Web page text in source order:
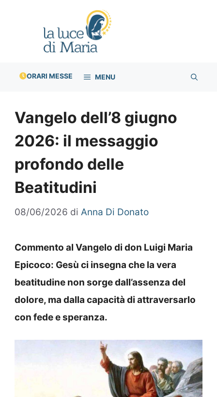
ORARI MESSE MENU
Vangelo dell’8 giugno
2026: il messaggio
profondo delle
Beatitudini
08/06/2026 di Anna Di Donato
Commento al Vangelo di don Luigi Maria
Epicoco: Gesù ci insegna che la vera
beatitudine non sorge dall’assenza del
dolore, ma dalla capacità di attraversarlo
con fede e speranza.